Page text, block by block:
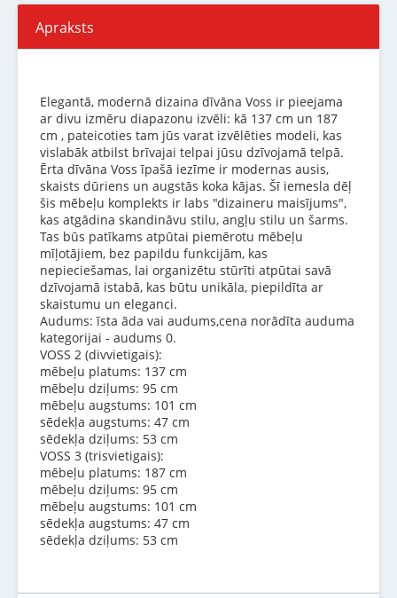
Apraksts
Elegantā, modernā dizaina dīvāna Voss ir pieejama
ar divu izmēru diapazonu izvēli: kā 137 cm un 187
cm , pateicoties tam jūs varat izvēlēties modeli, kas
vislabāk atbilst brīvajai telpai jūsu dzīvojamā telpā.
Ērta dīvāna Voss īpašā iezīme ir modernas ausis,
skaists dūriens un augstās koka kājas. Šī iemesla dēļ
šis mēbeļu komplekts ir labs "dizaineru maisījums",
kas atgādina skandināvu stilu, angļu stilu un šarms.
Tas būs patīkams atpūtai piemērotu mēbeļu
mīļotājiem, bez papildu funkcijām, kas
nepieciešamas, lai organizētu stūrīti atpūtai savā
dzīvojamā istabā, kas būtu unikāla, piepildīta ar
skaistumu un eleganci.
Audums: īsta āda vai audums,cena norādīta auduma
kategorijai - audums 0.
VOSS 2 (divvietigais):
mēbeļu platums: 137 cm
mēbeļu dziļums: 95 cm
mēbeļu augstums: 101 cm
sēdekļa augstums: 47 cm
sēdekļa dziļums: 53 cm
VOSS 3 (trisvietigais):
mēbeļu platums: 187 cm
mēbeļu dziļums: 95 cm
mēbeļu augstums: 101 cm
sēdekļa augstums: 47 cm
sēdekļa dziļums: 53 cm